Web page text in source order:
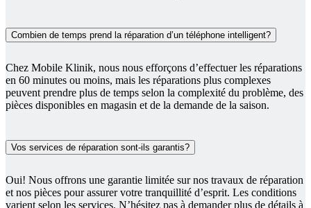
Combien de temps prend la réparation d’un téléphone intelligent?
Chez Mobile Klinik, nous nous efforçons d’effectuer les réparations
en 60 minutes ou moins, mais les réparations plus complexes
peuvent prendre plus de temps selon la complexité du problème, des
pièces disponibles en magasin et de la demande de la saison.
Vos services de réparation sont-ils garantis?
Oui! Nous offrons une garantie limitée sur nos travaux de réparation
et nos pièces pour assurer votre tranquillité d’esprit. Les conditions
varient selon les services. N’hésitez pas à demander plus de détails à